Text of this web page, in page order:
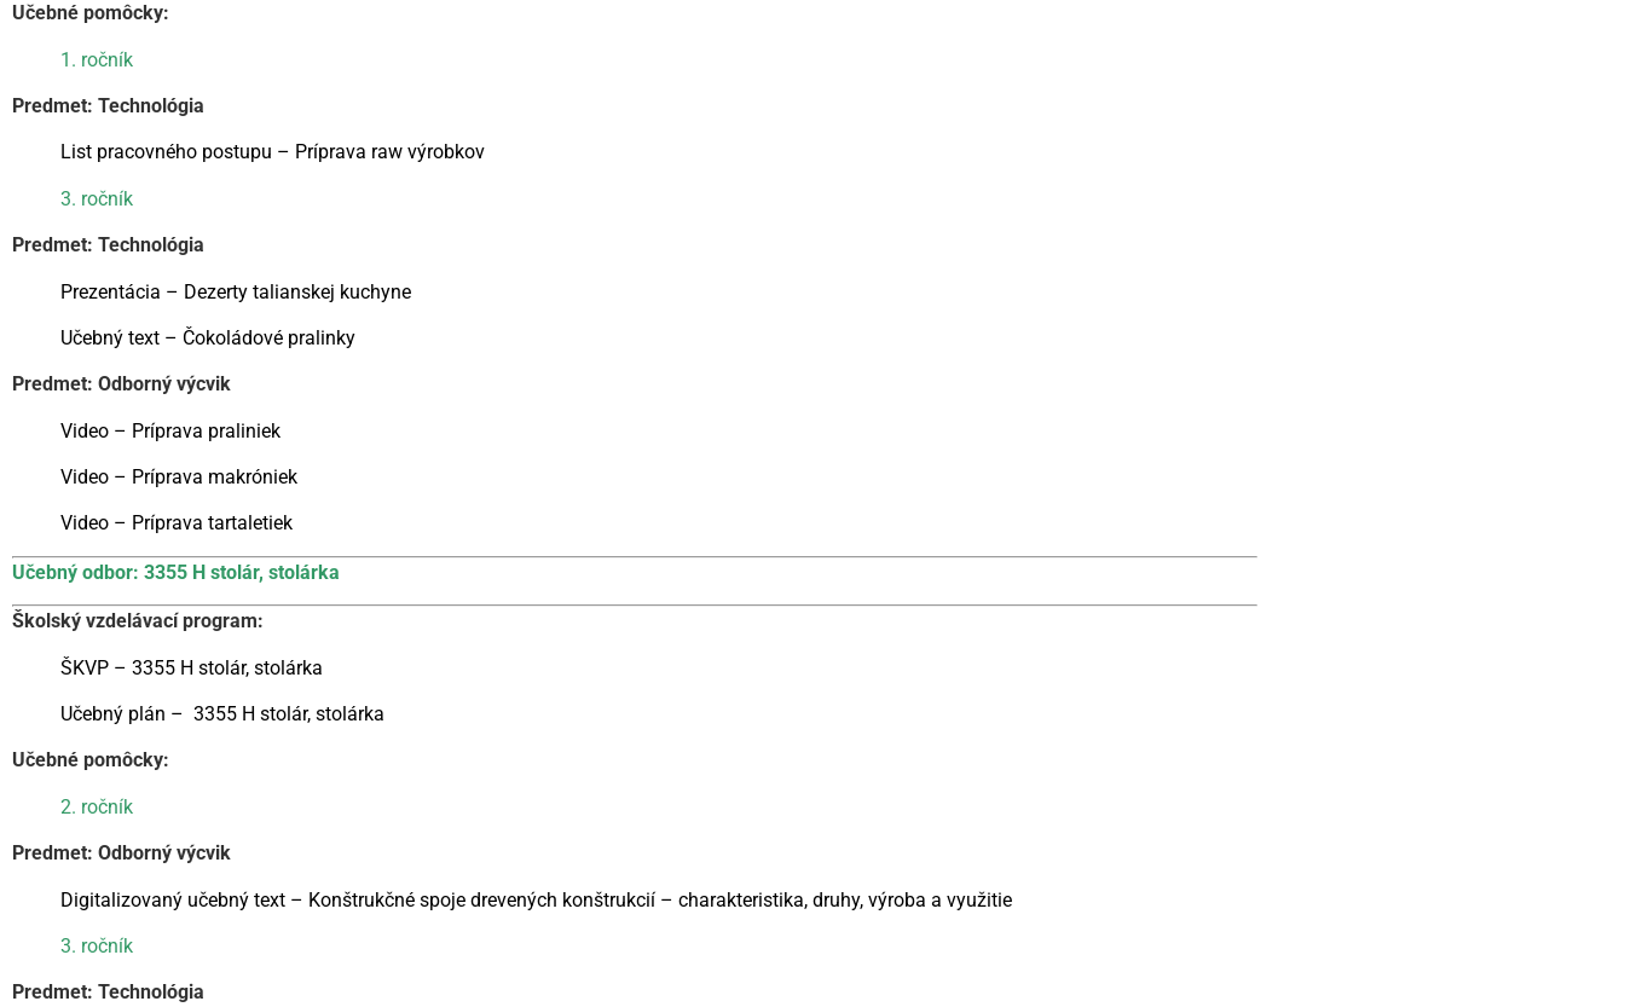
Učebné pomôcky:
1. ročník
Predmet: Technológia
List pracovného postupu – Príprava raw výrobkov
3. ročník
Predmet: Technológia
Prezentácia – Dezerty talianskej kuchyne
Učebný text – Čokoládové pralinky
Predmet: Odborný výcvik
Video – Príprava praliniek
Video – Príprava makróniek
Video – Príprava tartaletiek
Učebný odbor: 3355 H stolár, stolárka
Školský vzdelávací program:
ŠKVP – 3355 H stolár, stolárka
Učebný plán – 3355 H stolár, stolárka
Učebné pomôcky:
2. ročník
Predmet: Odborný výcvik
Digitalizovaný učebný text – Konštrukčné spoje drevených konštrukcií – charakteristika, druhy, výroba a využitie
3. ročník
Predmet: Technológia